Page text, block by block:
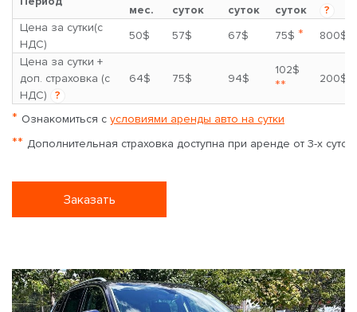
мес.
суток
суток
суток
?
Цена за сутки(с
НДС)
50$ 57$ 67$ 75$ *
800$
Цена за сутки +
доп. страховка (с
НДС)
?
64$ 75$ 94$
102$
** 200$
* Ознакомиться с условиями аренды авто на сутки
** Дополнительная страховка доступна при аренде от 3-х суток
Заказать